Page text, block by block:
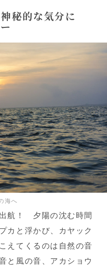
秘的な気分に
海へ
航！ 夕陽の沈む時間
カと浮かび、カヤック
えてくるのは自然の音
と風の音、アカショウ